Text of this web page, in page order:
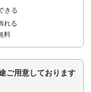
きる
れる
料
ご用意しております